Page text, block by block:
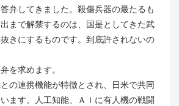
弁してきました。殺傷兵器の最たるも
まで解禁するのは、国是としてきた武
きにするものです。到底許されないの
を求めます。
の連携機能が特徴とされ、日米で共同
ます。人工知能、ＡＩに有人機の戦闘